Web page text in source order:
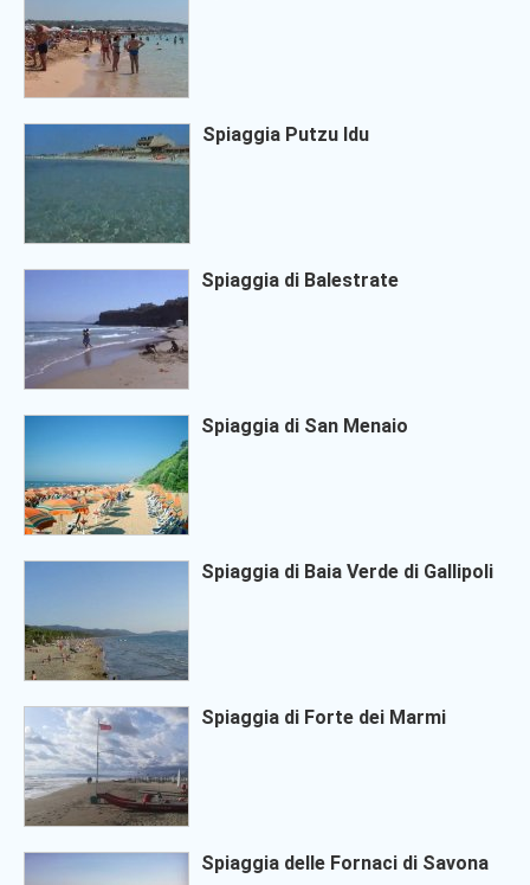
Spiaggia Putzu Idu
Spiaggia di Balestrate
Spiaggia di San Menaio
Spiaggia di Baia Verde di Gallipoli
Spiaggia di Forte dei Marmi
Spiaggia delle Fornaci di Savona